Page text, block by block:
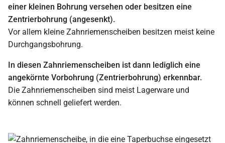
einer kleinen Bohrung versehen oder besitzen eine
Zentrierbohrung (angesenkt).
Vor allem kleine Zahnriemenscheiben besitzen meist keine
Durchgangsbohrung.
In diesen Zahnriemenscheiben ist dann lediglich eine
angekörnte Vorbohrung (Zentrierbohrung) erkennbar.
Die Zahnriemenscheiben sind meist Lagerware und
können schnell geliefert werden.